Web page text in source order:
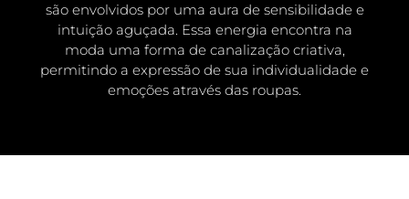
são envolvidos por uma aura de sensibilidade e
intuição aguçada. Essa energia encontra na
moda uma forma de canalização criativa,
permitindo a expressão de sua individualidade e
emoções através das roupas.